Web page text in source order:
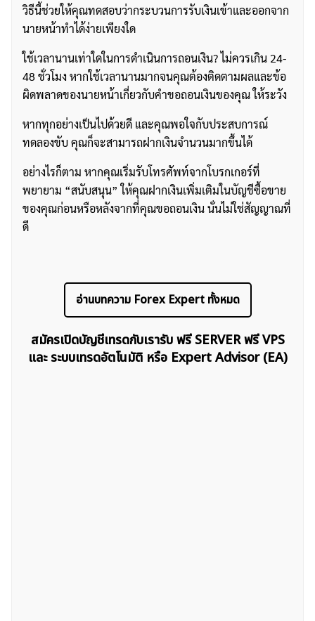
วิธีนี้ช่วยให้คุณทดสอบว่ากระบวนการรับเงินเข้าและออกจาก
นายหน้าทำได้ง่ายเพียงใด
ใช้เวลานานเท่าใดในการดำเนินการถอนเงิน? ไม่ควรเกิน 24-
48 ชั่วโมง หากใช้เวลานานมากจนคุณต้องติดตามผลและข้อ
ผิดพลาดของนายหน้าเกี่ยวกับคำขอถอนเงินของคุณ ให้ระวัง
หากทุกอย่างเป็นไปด้วยดี และคุณพอใจกับประสบการณ์
ทดลองขับ คุณก็จะสามารถฝากเงินจำนวนมากขึ้นได้
อย่างไรก็ตาม หากคุณเริ่มรับโทรศัพท์จากโบรกเกอร์ที่
พยายาม “สนับสนุน” ให้คุณฝากเงินเพิ่มเติมในบัญชีซื้อขาย
ของคุณก่อนหรือหลังจากที่คุณขอถอนเงิน นั่นไม่ใช่สัญญาณที่
ดี
อ่านบทความ Forex Expert ทั้งหมด
สมัครเปิดบัญชีเทรดกับเรารับ ฟรี SERVER ฟรี VPS
และ ระบบเทรดอัตโนมัติ หรือ Expert Advisor (EA)